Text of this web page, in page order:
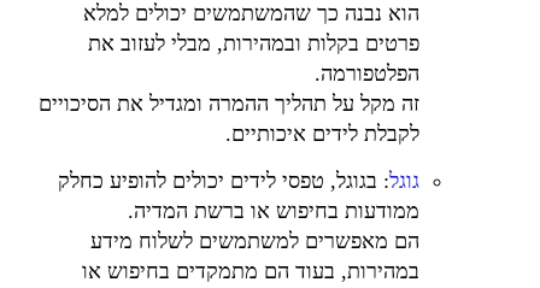
הוא נבנה כך שהמשתמשים יכולים למלא
פרטים בקלות ובמהירות, מבלי לעזוב את
הפלטפורמה.
זה מקל על תהליך ההמרה ומגדיל את הסיכויים
לקבלת לידים איכותיים.
גוגל: בגוגל, טפסי לידים יכולים להופיע כחלק
ממודעות בחיפוש או ברשת המדיה.
הם מאפשרים למשתמשים לשלוח מידע
במהירות, בעוד הם מתמקדים בחיפוש או